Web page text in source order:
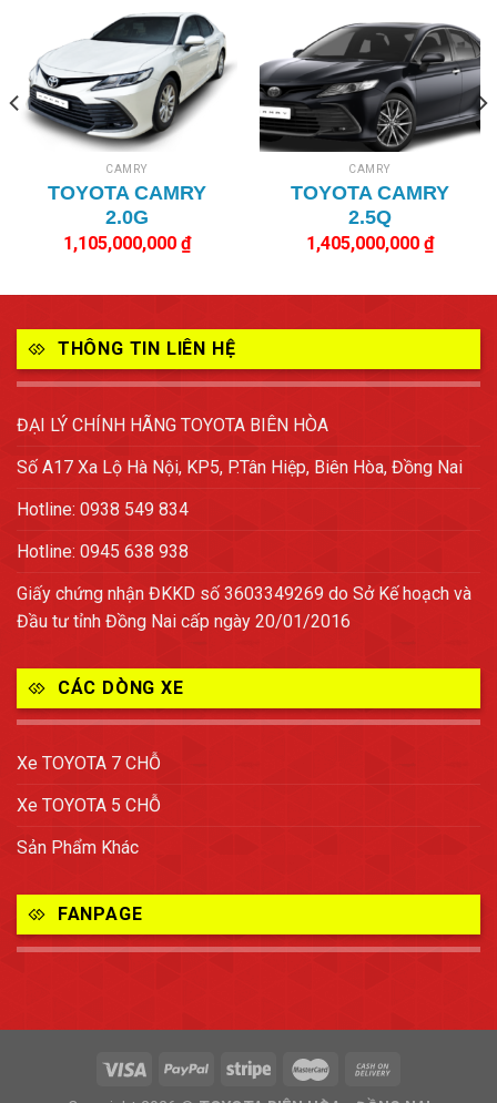
CAMRY
TOYOTA CAMRY
2.0G
1,105,000,000 ₫
CAMRY
TOYOTA CAMRY
2.5Q
1,405,000,000 ₫
THÔNG TIN LIÊN HỆ
ĐẠI LÝ CHÍNH HÃNG TOYOTA BIÊN HÒA
Số A17 Xa Lộ Hà Nội, KP5, P.Tân Hiệp, Biên Hòa, Đồng Nai
Hotline: 0938 549 834
Hotline: 0945 638 938
Giấy chứng nhận ĐKKD số 3603349269 do Sở Kế hoạch và
Đầu tư tỉnh Đồng Nai cấp ngày 20/01/2016
CÁC DÒNG XE
Xe TOYOTA 7 CHỖ
Xe TOYOTA 5 CHỖ
Sản Phẩm Khác
FANPAGE